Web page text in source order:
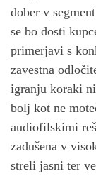
dober v
se bo dosti
primerjavi s
zavestna
igranju koraki
bolj kot ne
audiofilskimi
zadušena v
streli jasni ter